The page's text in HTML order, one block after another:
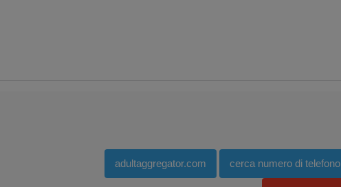
adultaggregator.com cerca numero di